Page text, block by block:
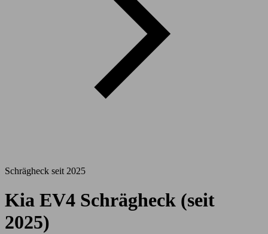
Schrägheck seit 2025
Kia EV4 Schrägheck (seit
2025)